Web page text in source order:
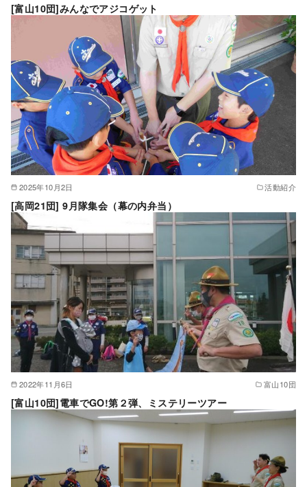
[富山10団]みんなでアジコゲット
2025年10月2日 活動紹介
[高岡21団] 9月隊集会（幕の内弁当）
2022年11月6日 富山10団
[富山10団]電車でGO!第２弾、ミステリーツアー